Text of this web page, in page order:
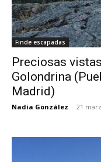
Finde escapadas
Preciosas
Golondrina
Madrid)
Nadia González - 21